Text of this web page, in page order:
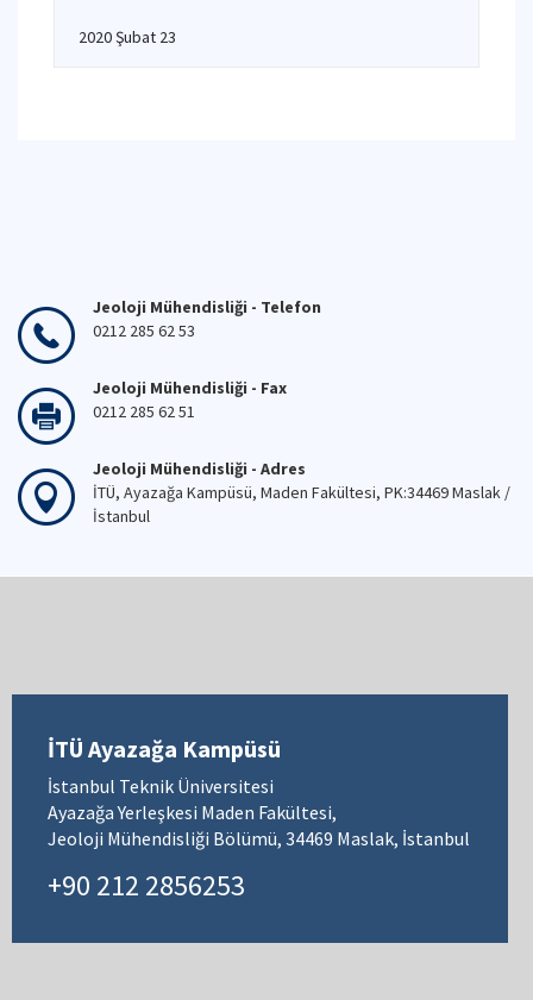
2020 Şubat 23
Jeoloji Mühendisliği - Telefon
0212 285 62 53
Jeoloji Mühendisliği - Fax
0212 285 62 51
Jeoloji Mühendisliği - Adres
İTÜ, Ayazağa Kampüsü, Maden Fakültesi, PK:34469 Maslak /
İstanbul
İTÜ Ayazağa Kampüsü
İstanbul Teknik Üniversitesi
Ayazağa Yerleşkesi Maden Fakültesi,
Jeoloji Mühendisliği Bölümü, 34469 Maslak, İstanbul
+90 212 2856253